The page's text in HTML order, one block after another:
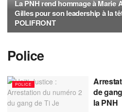
La PNH rend hommage à Marie
Gilles pour son leadership à la
POLIFRONT
Police
POLICE
de
la PNH